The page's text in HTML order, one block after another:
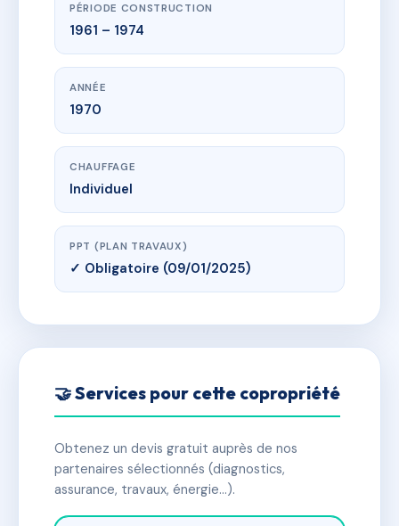
PÉRIODE CONSTRUCTION
1961 – 1974
ANNÉE
1970
CHAUFFAGE
Individuel
PPT (PLAN TRAVAUX)
✓ Obligatoire (09/01/2025)
🤝 Services pour cette copropriété
Obtenez un devis gratuit auprès de nos
partenaires sélectionnés (diagnostics,
assurance, travaux, énergie…).